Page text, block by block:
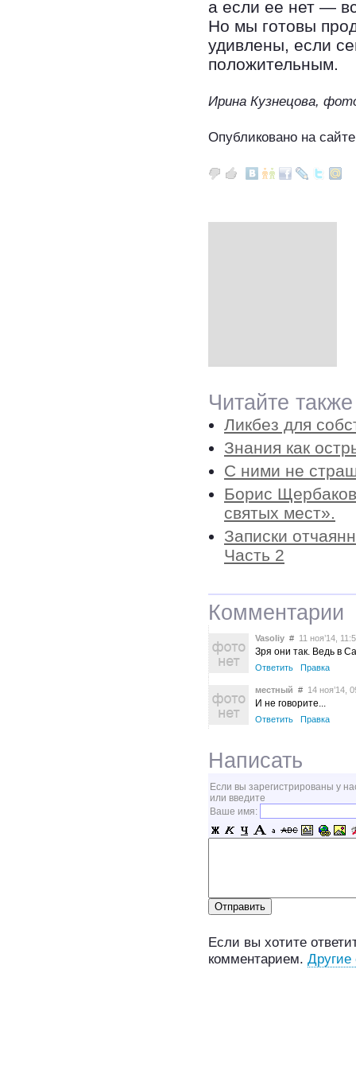
а если ее нет —
Но мы готовы
удивлены, если
положительным.
Ирина Кузнецова,
Опубликовано на
Читайте
Ликбез для
Знания как
С ними не
Борис
святых мест».
Записки
Часть 2
Комментарии
Vasoliy # 11 ноя’14,
Зря они так. Ведь в
Ответить Правка
местный # 14 ноя’14,
И не говорите...
Ответить Правка
Написать
Если вы зарегистрированы у
или введите
Ваше имя:
Если вы хотите
комментарием. Другие